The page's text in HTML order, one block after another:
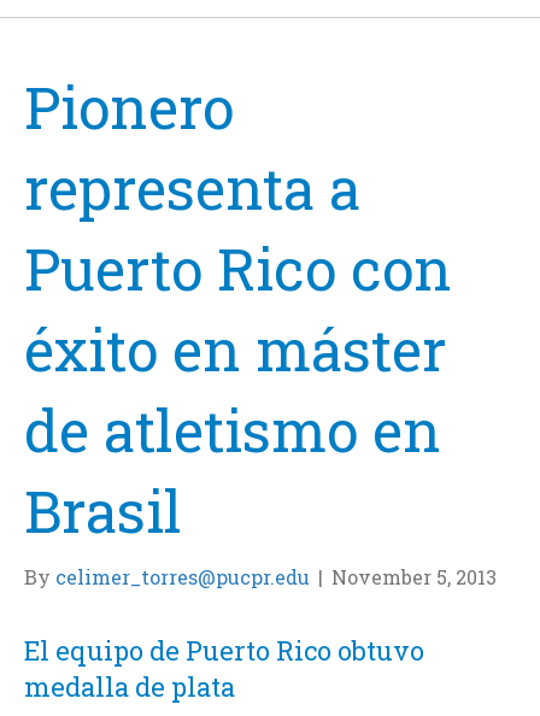
Pionero
representa a
Puerto Rico con
éxito en máster
de atletismo en
Brasil
By celimer_torres@pucpr.edu | November 5, 2013
El equipo de Puerto Rico obtuvo
medalla de plata